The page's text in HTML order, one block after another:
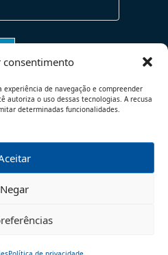
consentimento
de navegação e compreender
autoriza o uso dessas tecnologias. A recusa
determinadas funcionalidades.
Negar
DE PRIVACIDADE
DIREITOS RESERVADOS